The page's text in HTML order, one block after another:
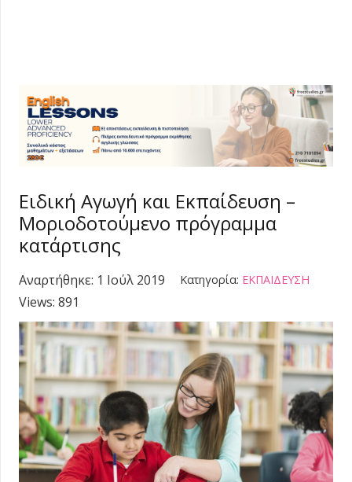
Ειδική Αγωγή και Εκπαίδευση –
Μοριοδοτούμενο πρόγραμμα
κατάρτισης
Αναρτήθηκε: 1 Ιούλ 2019 Κατηγορία: ΕΚΠΑΙΔΕΥΣΗ
Views: 891